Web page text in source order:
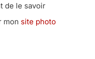
de le savoir
mon site photo